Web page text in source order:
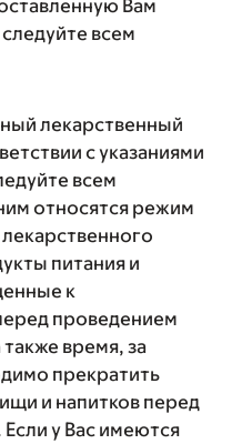
Вам
всем
лекарственный
с указаниями
всем
относятся режим
питания и
к
проведением
время, за
прекратить
и напитков перед
у Вас имеются